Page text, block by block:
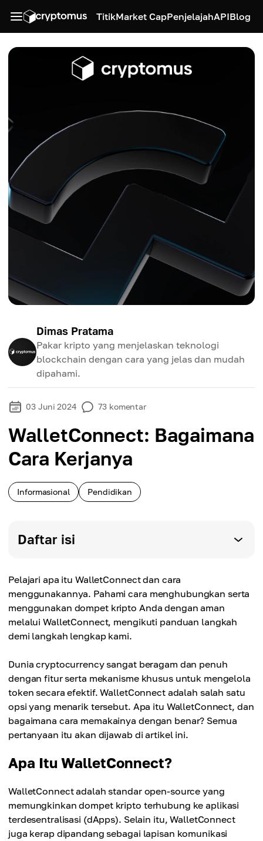
TitikMarket CapPenjelajahAPIBlog
Dimas Pratama
Pakar kripto yang menjelaskan teknologi
blockchain dengan cara yang jelas dan mudah
dipahami.
03 Juni 2024 73 komentar
WalletConnect: Bagaimana
Cara Kerjanya
Informasional Pendidikan
Daftar isi
Pelajari apa itu WalletConnect dan cara
menggunakannya. Pahami cara menghubungkan serta
menggunakan dompet kripto Anda dengan aman
melalui WalletConnect, mengikuti panduan langkah
demi langkah lengkap kami.
Dunia cryptocurrency sangat beragam dan penuh
dengan fitur serta mekanisme khusus untuk mengelola
token secara efektif. WalletConnect adalah salah satu
opsi yang menarik tersebut. Apa itu WalletConnect, dan
bagaimana cara memakainya dengan benar? Semua
pertanyaan itu akan dijawab di artikel ini.
Apa Itu WalletConnect?
WalletConnect adalah standar open-source yang
memungkinkan dompet kripto terhubung ke aplikasi
terdesentralisasi (dApps). Selain itu, WalletConnect
juga kerap dipandang sebagai lapisan komunikasi